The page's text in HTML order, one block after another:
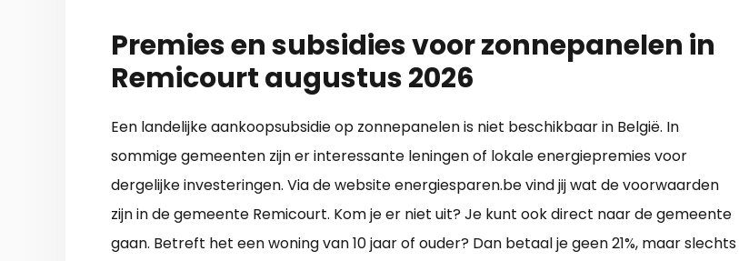
Premies en subsidies voor zonnepanelen in
Remicourt augustus 2026
Een landelijke aankoopsubsidie op zonnepanelen is niet beschikbaar in België. In
sommige gemeenten zijn er interessante leningen of lokale energiepremies voor
dergelijke investeringen. Via de website energiesparen.be vind jij wat de voorwaarden
zijn in de gemeente Remicourt. Kom je er niet uit? Je kunt ook direct naar de gemeente
gaan. Betreft het een woning van 10 jaar of ouder? Dan betaal je geen 21%, maar slechts